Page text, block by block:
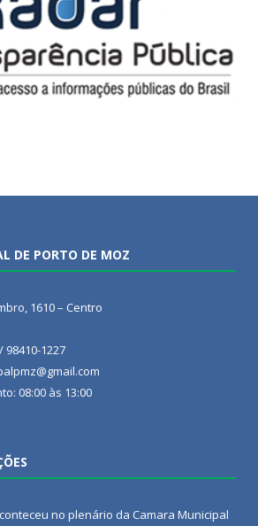
DE PORTO DE MOZ
1610 – Centro
98410-1227
08:00 às 13:00
no plenário da Camara Municipal